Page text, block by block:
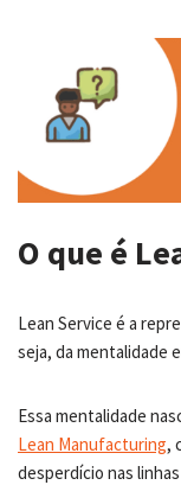
O que é
Lean Service é a
seja, da mentalidade
Essa mentalidade
Lean Manufacturing,
desperdício nas